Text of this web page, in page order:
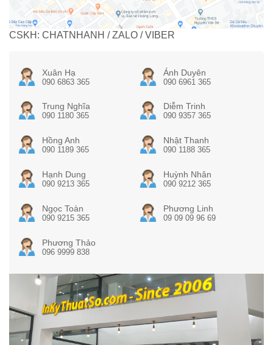
CSKH: CHATNHANH / ZALO / VIBER
Xuân Hạ
090 6863 365
Ánh Duyên
090 6961 365
Trung Nghĩa
090 1180 365
Diễm Trinh
090 9357 365
Hồng Anh
090 1189 365
Nhật Thanh
090 1188 365
Hạnh Dung
090 9213 365
Huỳnh Nhân
090 9212 365
Ngọc Toàn
090 9215 365
Phương Linh
09 09 09 96 69
Phương Thảo
096 9999 838